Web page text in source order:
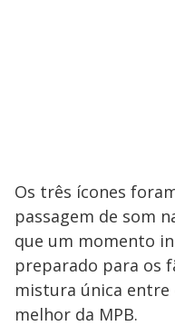
​Os três ícones
passagem de som
que um momento
preparado para os
mistura única
melhor da MPB.